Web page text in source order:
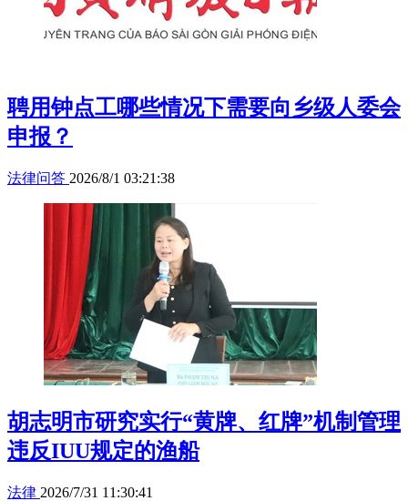
聘用钟点工哪些情况下需要向乡级人委会
申报？
法律问答 2026/8/1 03:21:38
胡志明市研究实行“黄牌、红牌”机制管理
违反IUU规定的渔船
法律 2026/7/31 11:30:41